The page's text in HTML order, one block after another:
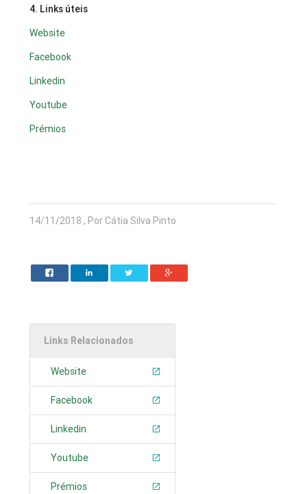
4. Links úteis
Website
Facebook
Linkedin
Youtube
Prémios
14/11/2018 , Por Cátia Silva Pinto
Links Relacionados
Website
Facebook
Linkedin
Youtube
Prémios